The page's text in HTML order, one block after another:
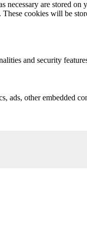
are stored on
These cookies will be
and security
other embedded